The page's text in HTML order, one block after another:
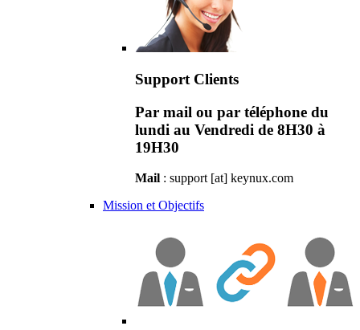
Support Clients
Par mail ou par téléphone du
lundi au Vendredi de 8H30 à
19H30
Mail : support [at] keynux.com
Mission et Objectifs